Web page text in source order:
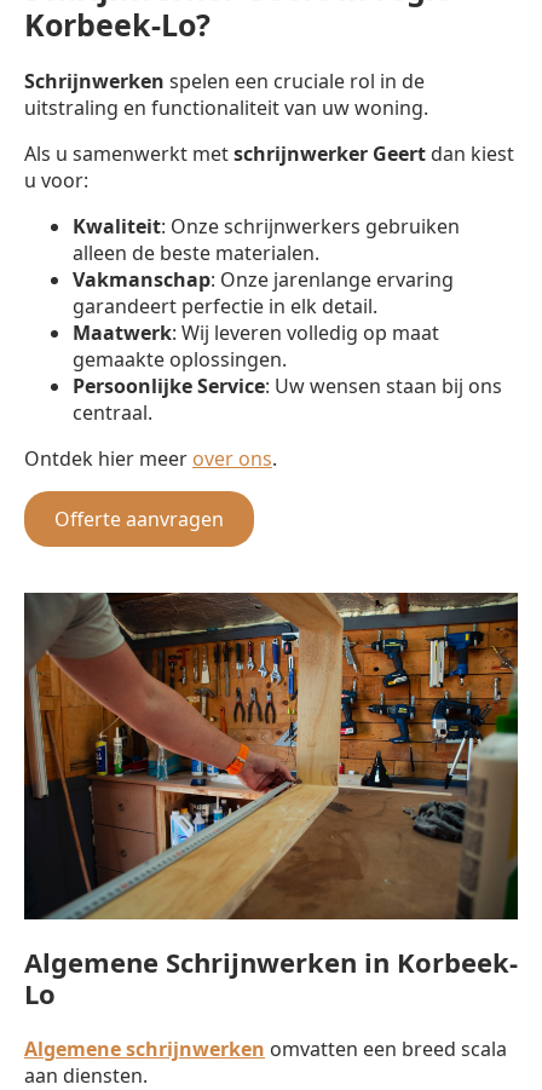
Korbeek-Lo?
Schrijnwerken spelen een cruciale rol in de
uitstraling en functionaliteit van uw woning.
Als u samenwerkt metschrijnwerker Geert dan kiest
u voor:
Kwaliteit: Onze schrijnwerkers gebruiken
alleen de beste materialen.
Vakmanschap: Onze jarenlange ervaring
garandeert perfectie in elk detail.
Maatwerk: Wij leveren volledig op maat
gemaakte oplossingen.
Persoonlijke Service: Uw wensen staan bij ons
centraal.
Ontdek hier meer over ons.
Offerte aanvragen
Algemene Schrijnwerken in Korbeek-
Lo
Algemene schrijnwerken omvatten een breed scala
aan diensten.